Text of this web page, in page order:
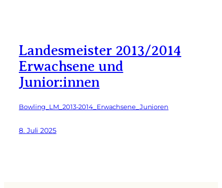
Landesmeister 2013/2014
Erwachsene und
Junior:innen
Bowling_LM_2013-2014_Erwachsene_Junioren
8. Juli 2025